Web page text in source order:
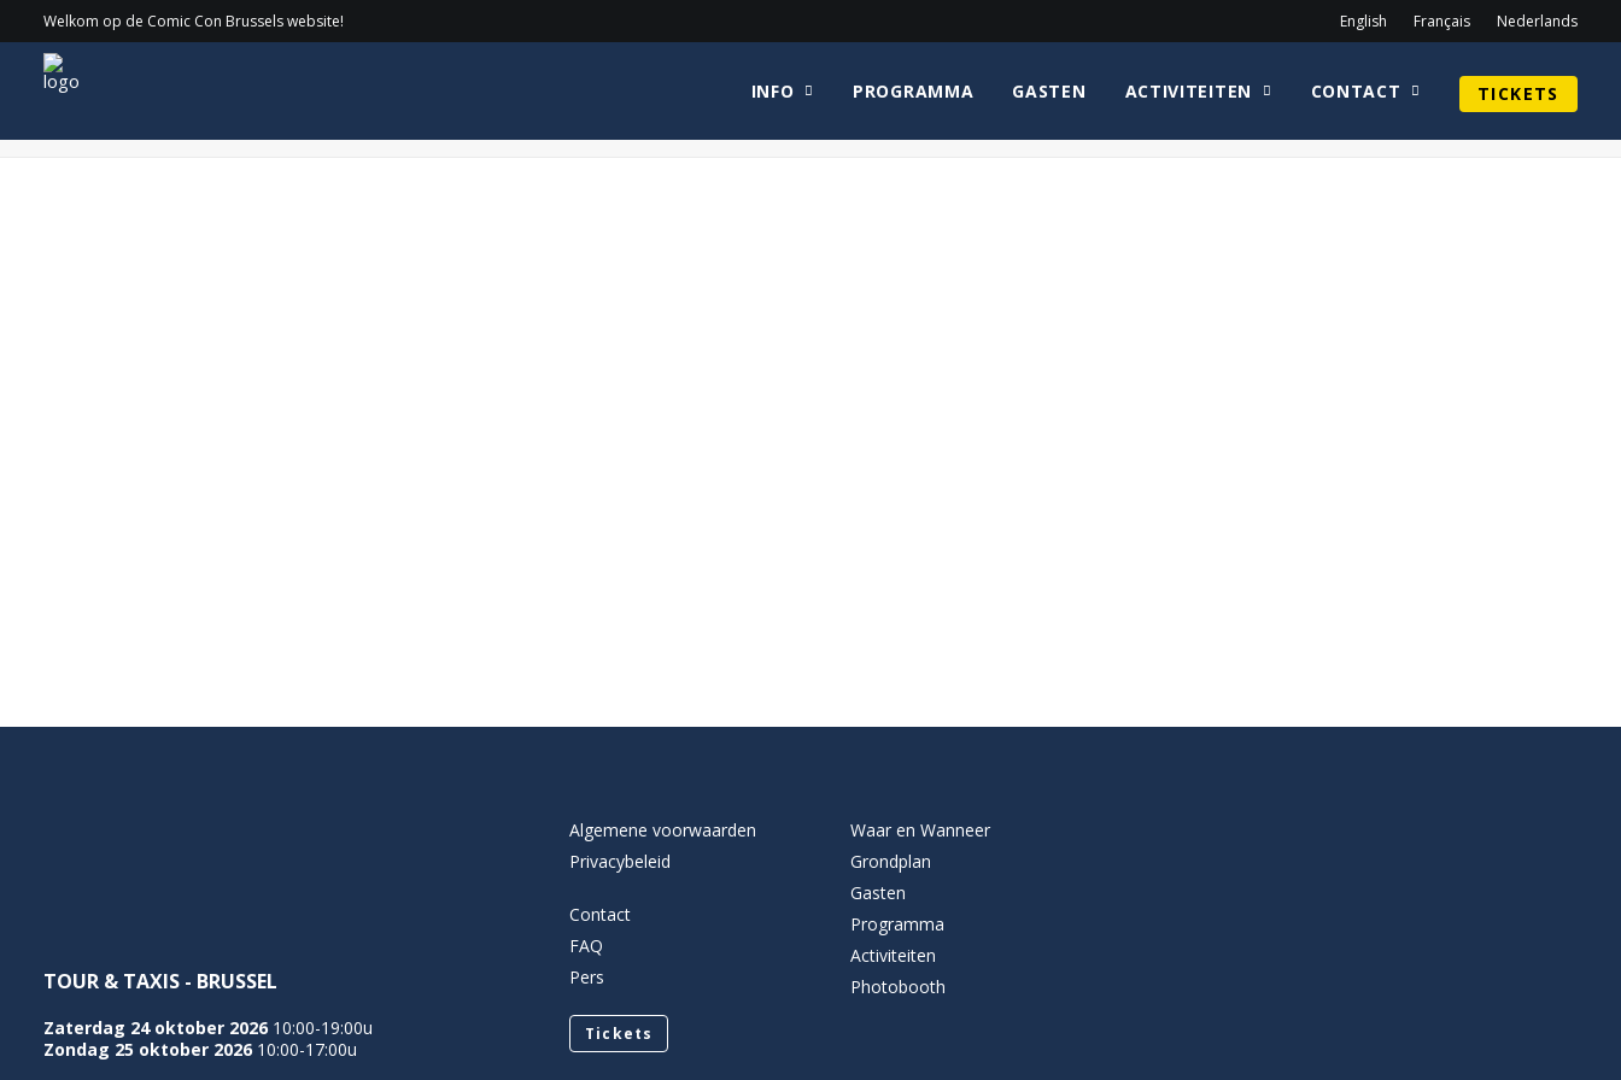
Welkom op de Comic Con Brussels website! English Français Nederlands
INFO PROGRAMMA GASTEN ACTIVITEITEN CONTACT TICKETS
WEB_CariceVanHoutenTekst Home WEB_CariceVanHoutenTekst WEB_CariceVanHoutenTekst
TOUR & TAXIS - BRUSSEL
Zaterdag 24 oktober 2026 10:00-19:00u
Zondag 25 oktober 2026 10:00-17:00u
Algemene voorwaarden
Privacybeleid
Contact
FAQ
Pers
Tickets
Waar en Wanneer
Grondplan
Gasten
Programma
Activiteiten
Photobooth